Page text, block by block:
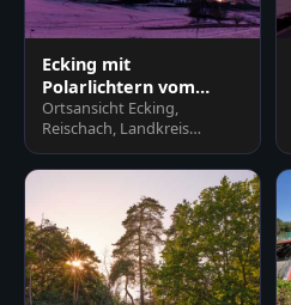
Ecking mit
Polarlichtern vom
19.01.26, Reischach,
Altötting
Ortsansicht Ecking,
Reischach, Landkreis
Altötting, Oberbayern.
Faszinierendes Polarlicht